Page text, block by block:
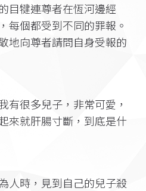
目犍連尊者在恆河邊經
每個都受到不同的罪報。
地向尊者請問自身受報的
有很多兒子，非常可愛，
來就肝腸寸斷，到底是什
人時，見到自己的兒子殺